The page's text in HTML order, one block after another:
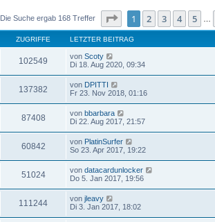
Die Suche ergab 168 Treffer Seite von7
1 2 3 4 5
ZUGRIFFE LETZTER BEITRAG
102549 von Scoty
Di 18. Aug 2020, 09:34
137382 von DPITTI
Fr 23. Nov 2018, 01:16
87408 von bbarbara
Di 22. Aug 2017, 21:57
60842 von PlatinSurfer
So 23. Apr 2017, 19:22
51024 von datacardunlocker
Do 5. Jan 2017, 19:56
111244 von jleavy
Di 3. Jan 2017, 18:02